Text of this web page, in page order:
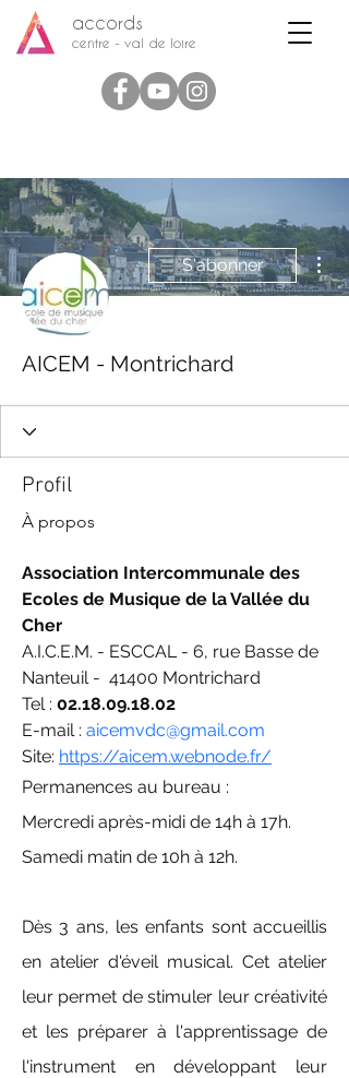
accords
centre - val de loire
S'abonner
AICEM - Montrichard
Profil
À propos
Association Intercommunale des
Ecoles de Musique de la Vallée du
Cher
A.I.C.E.M. - ESCCAL - 6, rue Basse de
Nanteuil -  41400 Montrichard
Tel : 02.18.09.18.02
E-mail : aicemvdc@gmail.com
Site: https://aicem.webnode.fr/
Permanences au bureau :
Mercredi après-midi de 14h à 17h.
Samedi matin de 10h à 12h.
Dès 3 ans, les enfants sont accueillis
en atelier d'éveil musical. Cet atelier
leur permet de stimuler leur créativité
et les préparer à l'apprentissage de
l'instrument en développant leur